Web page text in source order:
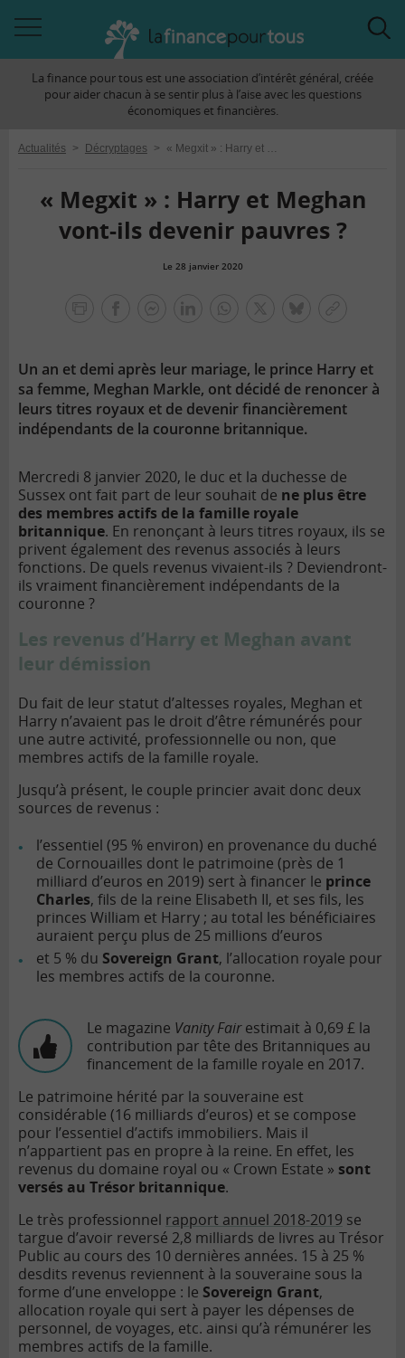
àLa finance pour tous est une association d’intérêt général, créée
pour aider chacun à se sentir plus à l’aise avec les questions
économiques et financières.
Actualités > Décryptages > « Megxit » : Harry et Meghan vont-ils devenir pauvres ?
« Megxit » : Harry et Meghan
vont-ils devenir pauvres ?
Le 28 janvier 2020
Un an et demi après leur mariage, le prince Harry et
sa femme, Meghan Markle, ont décidé de renoncer à
leurs titres royaux et de devenir financièrement
indépendants de la couronne britannique.
Mercredi 8 janvier 2020, le duc et la duchesse de
Sussex ont fait part de leur souhait de ne plus être
des membres actifs de la famille royale
britannique. En renonçant à leurs titres royaux, ils se
privent également des revenus associés à leurs
fonctions. De quels revenus vivaient-ils ? Deviendront-
ils vraiment financièrement indépendants de la
couronne ?
Les revenus d’Harry et Meghan avant
leur démission
Du fait de leur statut d’altesses royales, Meghan et
Harry n’avaient pas le droit d’être rémunérés pour
une autre activité, professionnelle ou non, que
membres actifs de la famille royale.
Jusqu’à présent, le couple princier avait donc deux
sources de revenus :
l’essentiel (95 % environ) en provenance du duché
de Cornouailles dont le patrimoine (près de 1
milliard d’euros en 2019) sert à financer le prince
Charles, fils de la reine Elisabeth II, et ses fils, les
princes William et Harry ; au total les bénéficiaires
auraient perçu plus de 25 millions d’euros
et 5 % du Sovereign Grant, l’allocation royale pour
les membres actifs de la couronne.
Le magazine Vanity Fairestimait à 0,69 £ la
contribution par tête des Britanniques au
financement de la famille royale en 2017.
Le patrimoine hérité par la souveraine est
considérable (16 milliards d’euros) et se compose
pour l’essentiel d’actifs immobiliers. Mais il
n’appartient pas en propre à la reine. En effet, les
revenus du domaine royal ou « Crown Estate » sont
versés au Trésor britannique.
Le très professionnel rapport annuel 2018-2019 se
targue d’avoir reversé 2,8 milliards de livres au Trésor
Public au cours des 10 dernières années. 15 à 25 %
desdits revenus reviennent à la souveraine sous la
forme d’une enveloppe : le Sovereign Grant,
allocation royale qui sert à payer les dépenses de
personnel, de voyages, etc. ainsi qu’à rémunérer les
membres actifs de la famille.